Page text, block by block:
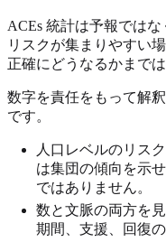
ACEs 統計は予報では
リスクが集まりやすい
正確にどうなるかまで
数字を責任をもって解
です。
人口レベルのリス
は集団の傾向を示
ではありません。
数と文脈の両方を
期間、支援、回復